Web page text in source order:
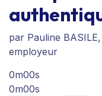
par Pauline
employeur
0m00s
0m00s